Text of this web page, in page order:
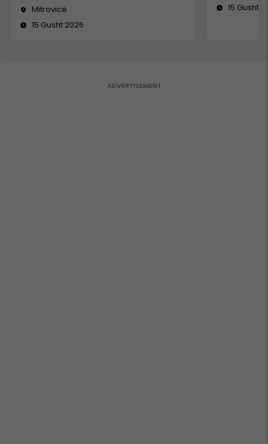
Mitrovicë
15 Gusht 2026
15 Gusht